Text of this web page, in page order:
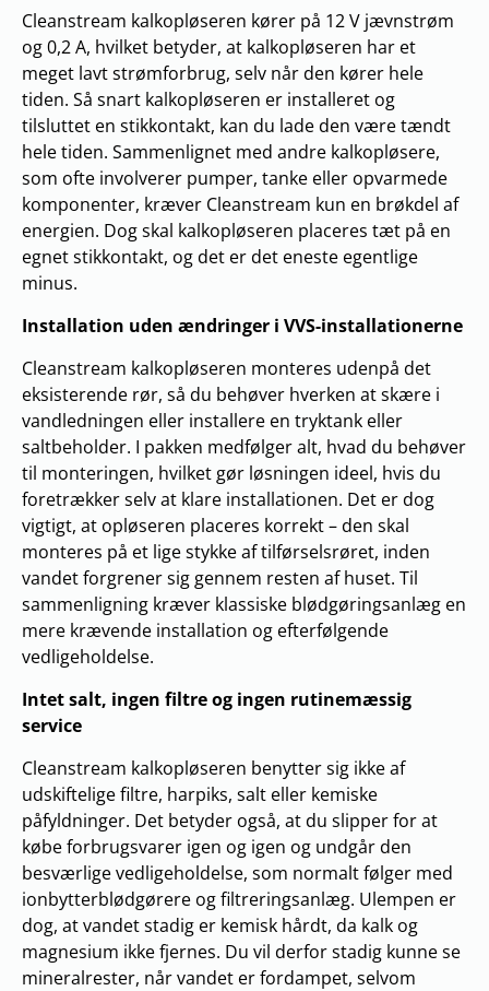
Cleanstream kalkopløseren kører på 12 V jævnstrøm
og 0,2 A, hvilket betyder, at kalkopløseren har et
meget lavt strømforbrug, selv når den kører hele
tiden. Så snart kalkopløseren er installeret og
tilsluttet en stikkontakt, kan du lade den være tændt
hele tiden. Sammenlignet med andre kalkopløsere,
som ofte involverer pumper, tanke eller opvarmede
komponenter, kræver Cleanstream kun en brøkdel af
energien. Dog skal kalkopløseren placeres tæt på en
egnet stikkontakt, og det er det eneste egentlige
minus.
Installation uden ændringer i VVS-installationerne
Cleanstream kalkopløseren monteres udenpå det
eksisterende rør, så du behøver hverken at skære i
vandledningen eller installere en tryktank eller
saltbeholder. I pakken medfølger alt, hvad du behøver
til monteringen, hvilket gør løsningen ideel, hvis du
foretrækker selv at klare installationen. Det er dog
vigtigt, at opløseren placeres korrekt – den skal
monteres på et lige stykke af tilførselsrøret, inden
vandet forgrener sig gennem resten af huset. Til
sammenligning kræver klassiske blødgøringsanlæg en
mere krævende installation og efterfølgende
vedligeholdelse.
Intet salt, ingen filtre og ingen rutinemæssig
service
Cleanstream kalkopløseren benytter sig ikke af
udskiftelige filtre, harpiks, salt eller kemiske
påfyldninger. Det betyder også, at du slipper for at
købe forbrugsvarer igen og igen og undgår den
besværlige vedligeholdelse, som normalt følger med
ionbytterblødgørere og filtreringsanlæg. Ulempen er
dog, at vandet stadig er kemisk hårdt, da kalk og
magnesium ikke fjernes. Du vil derfor stadig kunne se
mineralrester, når vandet er fordampet, selvom